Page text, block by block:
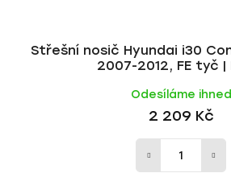
Střešní nosič Hyundai i30
2007-2012, FE tyč |
Odesíláme ihned
2 209 Kč